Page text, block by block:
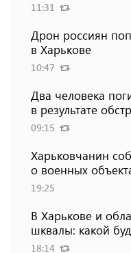
11:31
Дрон россиян
в Харькове
10:47
Два человека
в результате
09:15
Харьковчанин
о военных
19:25
В Харькове и
шквалы: какой
18:14